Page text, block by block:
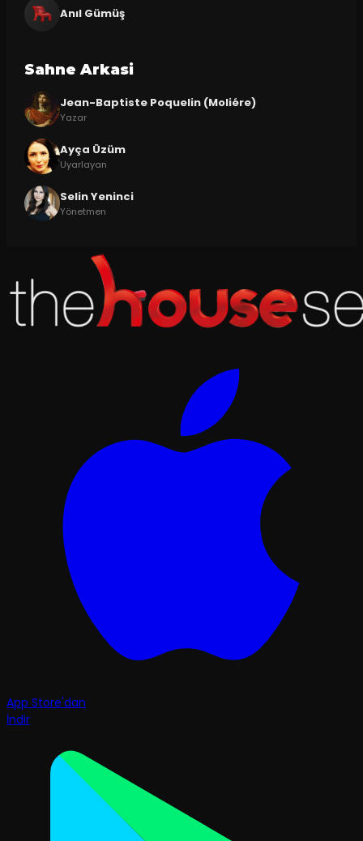
Anıl Gümüş
Sahne Arkasi
Jean-Baptiste Poquelin (Moliére)
Yazar
Ayça Üzüm
Uyarlayan
Selin Yeninci
Yönetmen
App Store'dan
İndir